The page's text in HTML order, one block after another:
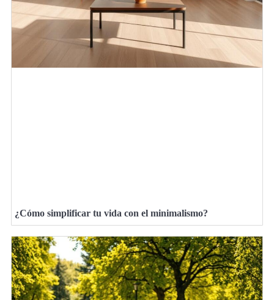
¿Cómo simplificar tu vida con el minimalismo?